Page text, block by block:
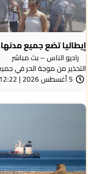
إيطاليا تضع جميع
راديو الناس – بث مباشر
التحذير من موجة ​الحر في جميع
5 أغسطس 2026 | 12:22 مساءً